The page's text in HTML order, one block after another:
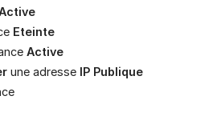
Eteinte
Active
une adresse IP Publique